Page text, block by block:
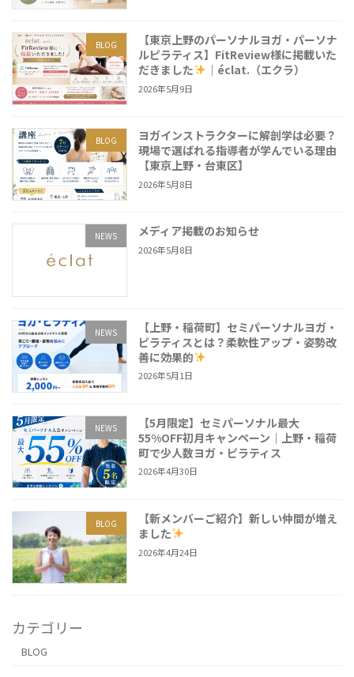
BLOG
【東京上野のパーソナルヨガ・パーソナ
ルピラティス】FitReview様に掲載いた
だきました
｜éclat.（エクラ）
2026年5月9日
BLOG
ヨガインストラクターに解剖学は必要？
現場で選ばれる指導者が学んでいる理由
【東京上野・台東区】
2026年5月8日
NEWS メディア掲載のお知らせ
2026年5月8日
NEWS
【上野・稲荷町】セミパーソナルヨガ・
ピラティスとは？柔軟性アップ・姿勢改
善に効果的
2026年5月1日
NEWS
【5月限定】セミパーソナル最大
55%OFF初月キャンペーン｜上野・稲荷
町で少人数ヨガ・ピラティス
2026年4月30日
BLOG
【新メンバーご紹介】新しい仲間が増え
ました
2026年4月24日
カテゴリー
BLOG